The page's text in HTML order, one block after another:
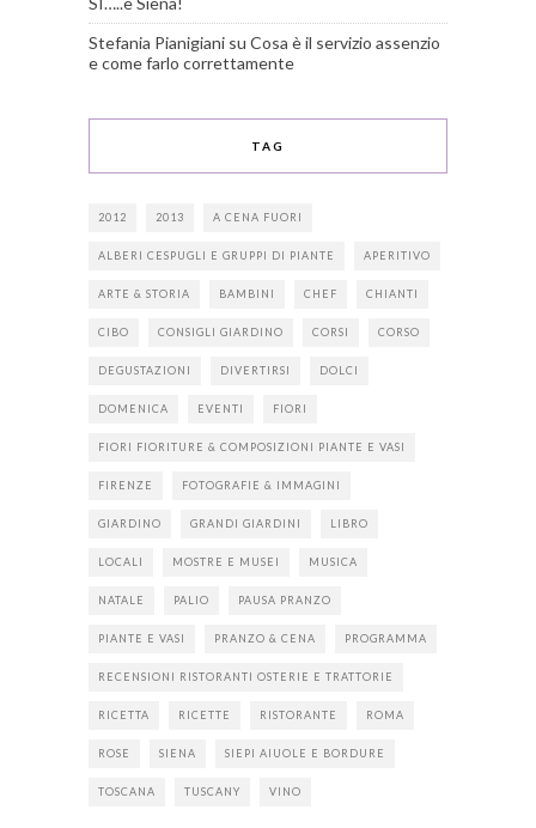
Stefania Pianigiani su Cosa è il servizio assenzio
e come farlo correttamente
TAG
2012 2013 A CENA FUORI
ALBERI CESPUGLI E GRUPPI DI PIANTE APERITIVO
ARTE & STORIA BAMBINI CHEF CHIANTI
CIBO CONSIGLI GIARDINO CORSI CORSO
DEGUSTAZIONI DIVERTIRSI DOLCI
DOMENICA EVENTI FIORI
FIORI FIORITURE & COMPOSIZIONI PIANTE E VASI
FIRENZE FOTOGRAFIE & IMMAGINI
GIARDINO GRANDI GIARDINI LIBRO
LOCALI MOSTRE E MUSEI MUSICA
NATALE PALIO PAUSA PRANZO
PIANTE E VASI PRANZO & CENA PROGRAMMA
RECENSIONI RISTORANTI OSTERIE E TRATTORIE
RICETTA RICETTE RISTORANTE ROMA
ROSE SIENA SIEPI AIUOLE E BORDURE
TOSCANA TUSCANY VINO